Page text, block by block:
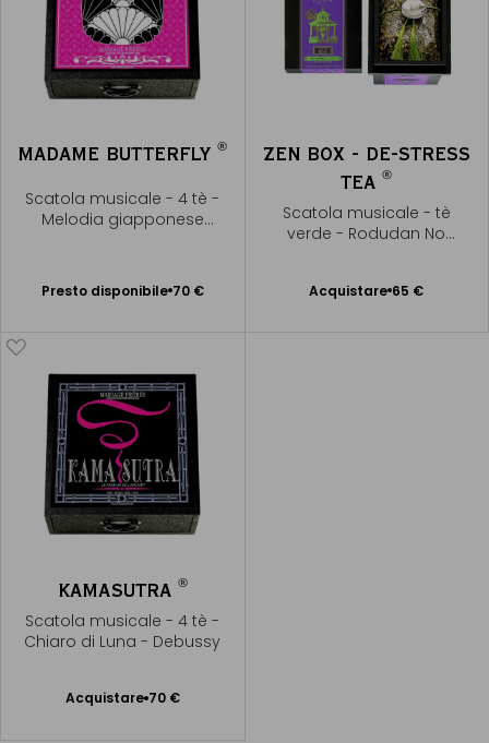
MADAME BUTTERFLY®
Scatola musicale - 4 tè -
Melodia giapponese
Presto disponibile 70 €
ZEN BOX - DE-STRESS
TEA®
Scatola musicale - tè
verde - Rodudan No
Acquistare 65 €
Aggiungere
KAMASUTRA ®
Scatola musicale - 4 tè -
Chiaro di Luna - Debussy
Acquistare 70 €
Aggiungere